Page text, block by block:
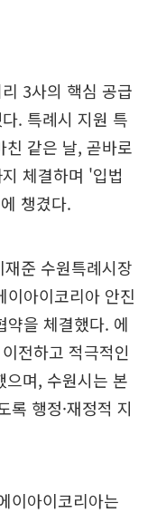
3사의 핵심 공급
. 특례시 지원 특
친 같은 날, 곧바로
체결하며 '입법
챙겼다.
준 수원특례시장
아이코리아 안진
을 체결했다. 에
전하고 적극적인
으며, 수원시는 본
록 행정·재정적 지
이아이코리아는